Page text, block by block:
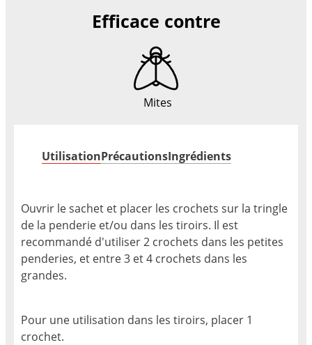
Efficace contre
Mites
UtilisationPrécautionsIngrédients
Ouvrir le sachet et placer les crochets sur la tringle
de la penderie et/ou dans les tiroirs. Il est
recommandé d'utiliser 2 crochets dans les petites
penderies, et entre 3 et 4 crochets dans les
grandes.
Pour une utilisation dans les tiroirs, placer 1
crochet.